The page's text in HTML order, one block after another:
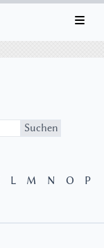
Suchen
L M N O
P